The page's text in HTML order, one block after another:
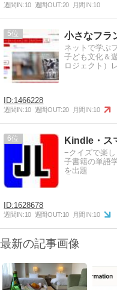
週間IN:10 週間OUT:20 月間IN:10
5
ネットで学ぶ
子ども文化＆
ロジェクト）
1466228
週間IN:10 週間OUT:20 月間IN:10
6 Kindle・ス
−クイズで楽
子書籍の単語
を出題
1628678
週間IN:10 週間OUT:10 月間IN:10
最新の記事画像